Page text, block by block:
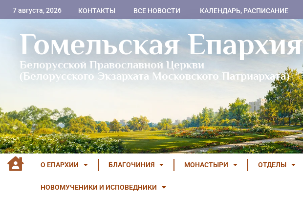
7 августа, 2026 КОНТАКТЫ ВСЕ НОВОСТИ КАЛЕНДАРЬ, РАСПИСАНИЕ
Гомельская Епархия
Белорусской Православной Церкви
(Белорусского Экзархата Московского Патриархата)
О ЕПАРХИИ БЛАГОЧИНИЯ МОНАСТЫРИ ОТДЕЛЫ
НОВОМУЧЕНИКИ И ИСПОВЕДНИКИ